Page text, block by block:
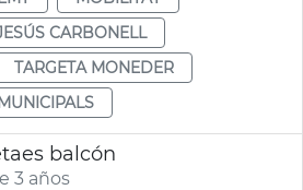
CARBONELL
TARGETA MONEDER
balcón
3 años